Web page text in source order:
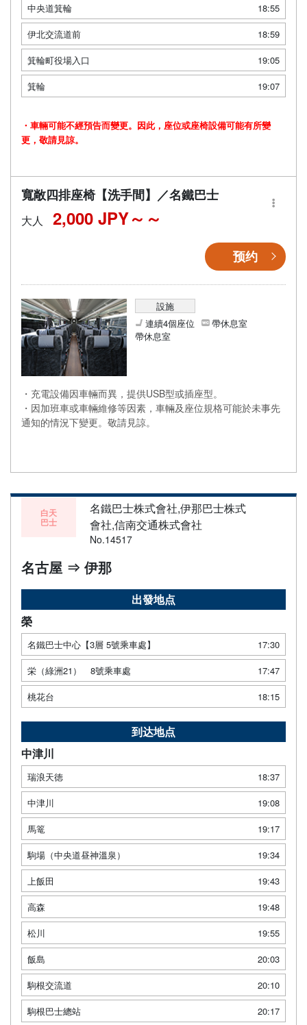
中央道箕輪
18:55
伊北交流道前
18:59
箕輪町役場入口
19:05
箕輪
19:07
・車輛可能不經預告而變更。因此，座位或座椅設備可能有所變
更，敬請見諒。
寬敞四排座椅【洗手間】／名鐵巴士
大人 2,000 JPY～
预约
設施
連續4個座位
帶休息室
帶休息室
・充電設備因車輛而異，提供USB型或插座型。
・因加班車或車輛維修等因素，車輛及座位規格可能於未事先
通知的情況下變更。敬請見諒。
白天
巴士
名鐵巴士株式會社,伊那巴士株式
會社,信南交通株式會社
No.14517
名古屋 ⇒ 伊那
出發地点
榮
名鐵巴士中心【3層 5號乘車處】
17:30
栄（綠洲21） 8號乘車處
17:47
桃花台
18:15
到达地点
中津川
瑞浪天徳
18:37
中津川
19:08
馬篭
19:17
駒場（中央道昼神溫泉）
19:34
上飯田
19:43
高森
19:48
松川
19:55
飯島
20:03
駒根交流道
20:10
駒根巴士總站
20:17